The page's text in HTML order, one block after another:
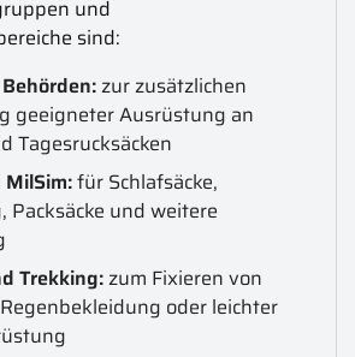
und
sind:
zur zusätzlichen
geeigneter Ausrüstung an
Tagesrucksäcken
für Schlafsäcke,
Packsäcke und weitere
Trekking:zum Fixieren von
oder leichter